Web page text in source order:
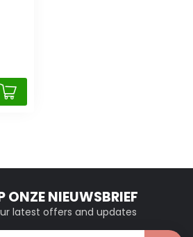
ONZE NIEUWSBRIEF
latest offers and updates